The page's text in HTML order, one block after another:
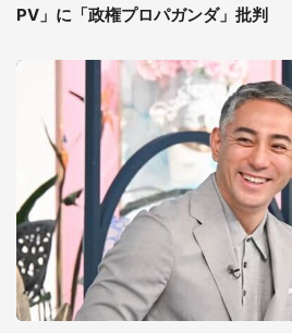
PV」に「政権プロパガンダ」批判